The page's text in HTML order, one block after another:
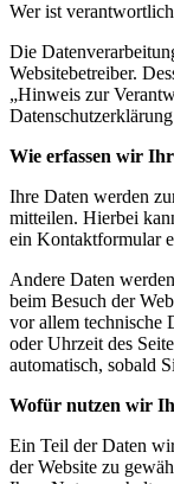
Wer ist
Die
Websitebetreiber.
„Hinweis zur
Wie erfassen wir
Ihre Daten werden
mitteilen. Hierbei
ein Kontaktformular
Andere Daten
beim Besuch der
vor allem technische
oder Uhrzeit des
automatisch, sobald
Wofür nutzen wir
Ein Teil der Daten
der Website zu